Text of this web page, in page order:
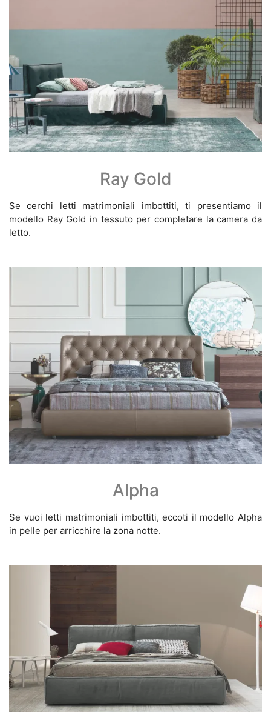
Ray Gold
Se cerchi letti matrimoniali imbottiti, ti presentiamo il
modello Ray Gold in tessuto per completare la camera da
letto.
Alpha
Se vuoi letti matrimoniali imbottiti, eccoti il modello Alpha
in pelle per arricchire la zona notte.